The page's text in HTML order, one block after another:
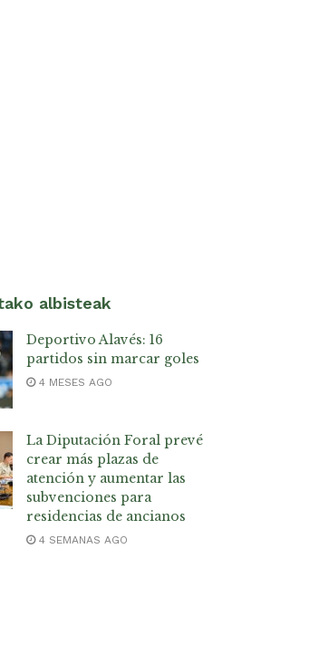
albisteak
Deportivo Alavés: 16
partidos sin marcar goles
4 MESES AGO
La Diputación Foral prevé
crear más plazas de
atención y aumentar las
subvenciones para
residencias de ancianos
4 SEMANAS AGO